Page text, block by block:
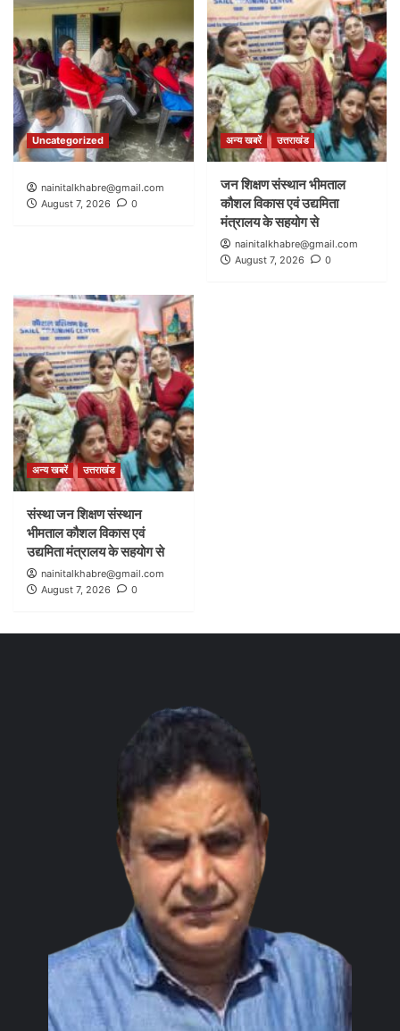
Uncategorized
nainitalkhabre@gmail.com
August 7, 2026
0
अन्य खबरें उत्तराखंड
जन शिक्षण संस्थान भीमताल
कौशल विकास एवं उद्यमिता
मंत्रालय के सहयोग से
nainitalkhabre@gmail.com
August 7, 2026
0
अन्य खबरें उत्तराखंड
संस्था जन शिक्षण संस्थान
भीमताल कौशल विकास एवं
उद्यमिता मंत्रालय के सहयोग से
nainitalkhabre@gmail.com
August 7, 2026
0